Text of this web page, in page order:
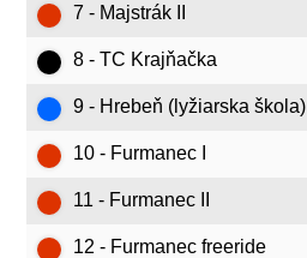
7 - Majstrák II
8 - TC Krajňačka
9 - Hrebeň (lyžiarska škola)
10 - Furmanec I
11 - Furmanec II
12 - Furmanec freeride